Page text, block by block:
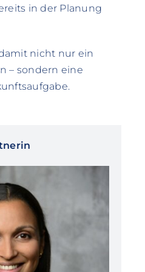
in der Planung
nicht nur ein
– sondern eine